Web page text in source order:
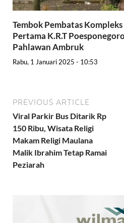
Tembok Pembatas
Pertama K.R.T
Pahlawan Ambruk
Rabu, 1 Januari 2025 - 10:53
PREVIOUS ARTICLE
Viral Parkir Bus Ditarik Rp
150 Ribu, Wisata Religi
Makam Religi Maulana
Malik Ibrahim Tetap Ramai
Peziarah